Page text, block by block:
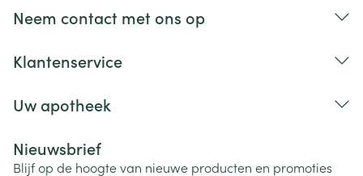
Neem contact met ons op
Klantenservice
Uw apotheek
Nieuwsbrief
Blijf op de hoogte van nieuwe producten en promoties